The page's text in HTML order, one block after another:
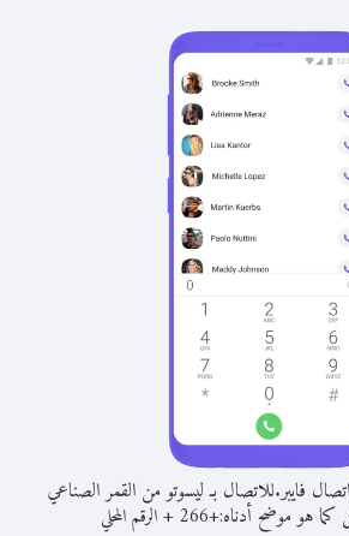
فايبر.للاتصال بـ ليسوتو من القمر الصناعي
كما هو موضح أدناه:+
266
+الرقم المحلي